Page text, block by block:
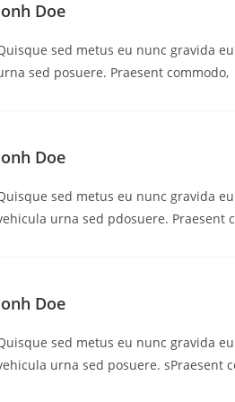
Doe
sed metus eu nunc gravida
sed posuere. Praesent commodo,
Doe
sed metus eu nunc gravida
urna sed pdosuere. Praesent
Doe
sed metus eu nunc gravida
urna sed posuere. sPraesent